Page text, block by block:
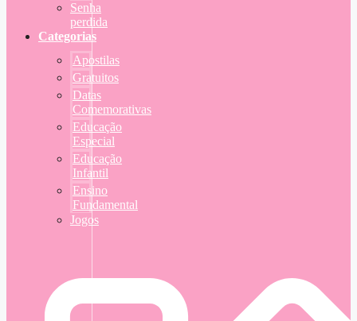
Senha
perdida
Categorias
Apostilas
Gratuitos
Datas
Comemorativas
Educação
Especial
Educação
Infantil
Ensino
Fundamental
Jogos